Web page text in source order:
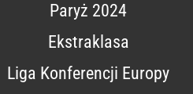
Paryż 2024
Ekstraklasa
Liga Konferencji Europy